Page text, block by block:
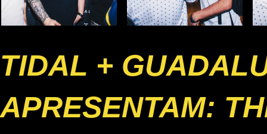
TIDAL +
APRESENTAM: